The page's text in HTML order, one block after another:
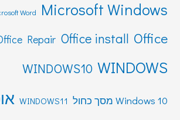
Microsoft Windows
Word
Office
Office install
Office Repair
WINDOWS
WINDOWS10
Windows 10 מסך כחול WINDOWS11